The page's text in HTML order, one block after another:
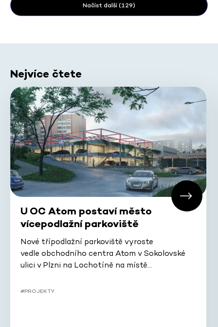
Načíst další (129)
Nejvíce čtete
U OC Atom postaví město
vícepodlažní parkoviště
Nové třípodlažní parkoviště vyroste
vedle obchodního centra Atom v Sokolovské
ulici v Plzni na Lochotíně na místě…
#PROJEKTY